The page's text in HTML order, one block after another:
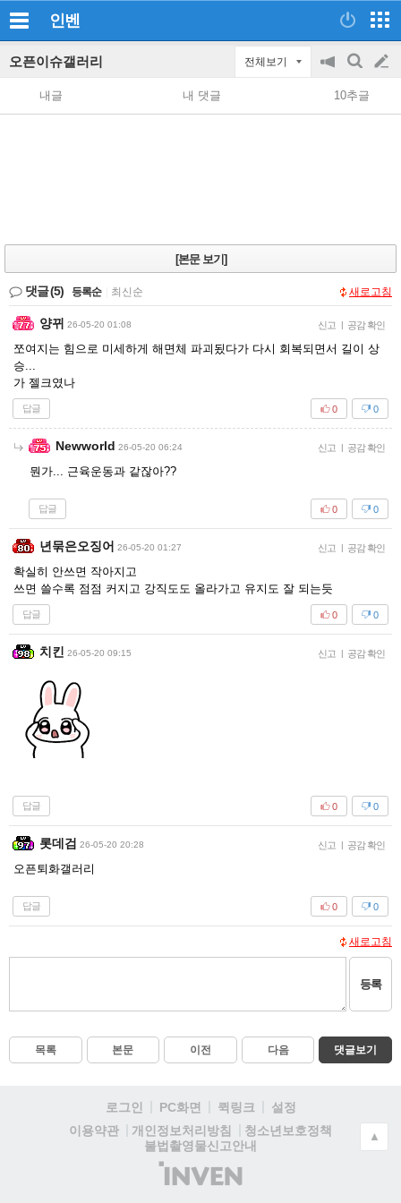
인벤
오픈이슈갤러리 전체보기
공
지
on/off
검
색
글
쓰
내글 내 댓글 10추글
[본문 보기]
댓글(5) 등록순 최신순 새로고침
양뀌 26-05-20 01:08 신고 | 공감 확인
쪼여지는 힘으로 미세하게 해면체 파괴됬다가 다시 회복되면서 길이 상
승...
가 젤크였나
답글 0
0
Newworld 26-05-20 06:24 신고 | 공감 확인
뭔가... 근육운동과 같잖아??
답글 0
0
년묶은오징어 26-05-20 01:27 신고 | 공감 확인
확실히 안쓰면 작아지고
쓰면 쓸수록 점점 커지고 강직도도 올라가고 유지도 잘 되는듯
답글 0
0
치킨 26-05-20 09:15 신고 | 공감 확인
답글 0
0
롯데검 26-05-20 20:28 신고 | 공감 확인
오픈퇴화갤러리
답글 0
0
새로고침
등록
목록 본문 이전 다음 댓글보기
로그인 PC화면 퀵링크
설정
이용약관
개인정보처리방침
청소년보호정책
불법촬영물신고안내
(주)
인
▲